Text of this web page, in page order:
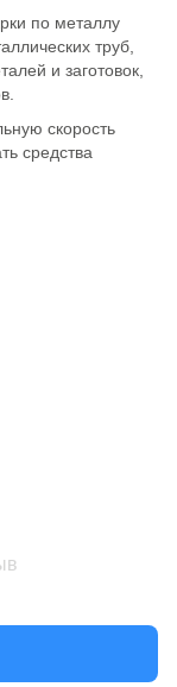
по металлу
труб,
и заготовок,
скорость
средства